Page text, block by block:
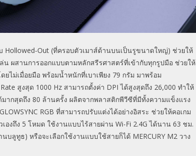
Hollowed-Out (ที่ครอบตัวเมาส์ด้านบนเป็นรูขนาดใหญ่) ช่วยให้
น ผสานการออกแบบตามหลักสรีรศาสตร์ที่เข้ากับทุกรูปมือ ช่วยให้
ไม่เมื่อยมือ พร้อมน้ำหนักที่เบาเพียง 79 กรัม มาพร้อม
สูงสุด 1000 Hz สามารถตั้งค่า DPIได้สูงสุดถึง 26,000 ทำให้
มากสุดถึง 80 ล้านครั้ง ผลิตจากพลาสติกพีวีซีที่มีทั้งความแข็งแรง
GLOWSYNC RGB ที่สามารถปรับแต่งได้อย่างอิสระ ช่วยให้คอเกม
องถึง 5 โหมด ใช้งานแบบไร้สายผ่าน Wi-Fi 2.4Gได้นาน 63 ชม.
นบลูทูธ) หรือจะเลือกใช้งานแบบใช้สายก็ได้ MERCURY M2 วาง